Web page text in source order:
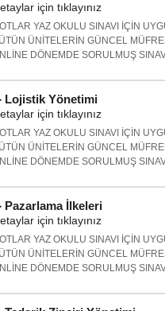
için tıklayınız
YAZ OKULU SINAVI İÇİN
ÜNİTELERİN GÜNCEL
DÖNEMDE SORULMUŞ
Lojistik Yönetimi
için tıklayınız
YAZ OKULU SINAVI İÇİN
ÜNİTELERİN GÜNCEL
DÖNEMDE SORULMUŞ
Pazarlama İlkeleri
için tıklayınız
YAZ OKULU SINAVI İÇİN
ÜNİTELERİN GÜNCEL
DÖNEMDE SORULMUŞ